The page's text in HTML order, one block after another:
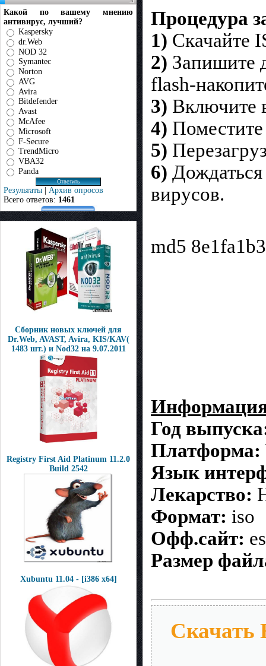
Какой по вашему мнению
антивирус, лучший?
Kaspersky
dr.Web
NOD 32
Symantec
Norton
AVG
Avira
Bitdefender
Avast
McAfee
Microsoft
F-Secure
TrendMicro
VBA32
Panda
Результаты | Архив опросов
Всего ответов: 1461
Сборник новых ключей для
Dr.Web, AVAST, Avira, KIS/KAV(
1483 шт.) и Nod32 на 9.07.2011
Registry First Aid Platinum 11.2.0
Build 2542
Xubuntu 11.04 - [i386 x64]
Процедура
1) Скачайте
2) Запишите
flash-
3) Включите
4)
5)
6) Дождаться
вирусов.
md5
Год
Платформа:
Язык
Лекарство:
Формат: iso
Офф.сайт:
Размер
Скачать